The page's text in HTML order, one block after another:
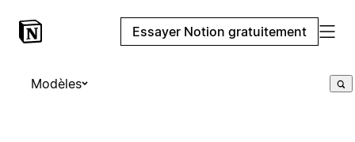
Essayer Notion gratuitement
Modèles